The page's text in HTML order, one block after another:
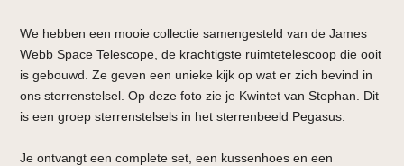
We hebben een mooie collectie samengesteld van de James
Webb Space Telescope, de krachtigste ruimtetelescoop die ooit
is gebouwd. Ze geven een unieke kijk op wat er zich bevind in
ons sterrenstelsel. Op deze foto zie je Kwintet van Stephan. Dit
is een groep sterrenstelsels in het sterrenbeeld Pegasus.
Je ontvangt een complete set, een kussenhoes en een